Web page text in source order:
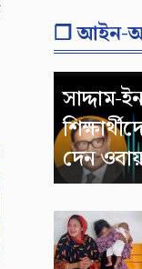
❐ আইন-
সাদ্দাম-
দেন